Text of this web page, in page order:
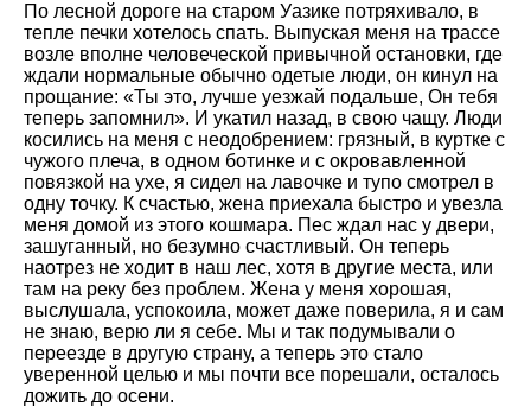
По лесной дороге на старом Уазике потряхивало, в
тепле печки хотелось спать. Выпуская меня на трассе
возле вполне человеческой привычной остановки, где
ждали нормальные обычно одетые люди, он кинул на
прощание: «Ты это, лучше уезжай подальше, Он тебя
теперь запомнил». И укатил назад, в свою чащу. Люди
косились на меня с неодобрением: грязный, в куртке с
чужого плеча, в одном ботинке и с окровавленной
повязкой на ухе, я сидел на лавочке и тупо смотрел в
одну точку. К счастью, жена приехала быстро и увезла
меня домой из этого кошмара. Пес ждал нас у двери,
зашуганный, но безумно счастливый. Он теперь
наотрез не ходит в наш лес, хотя в другие места, или
там на реку без проблем. Жена у меня хорошая,
выслушала, успокоила, может даже поверила, я и сам
не знаю, верю ли я себе. Мы и так подумывали о
переезде в другую страну, а теперь это стало
уверенной целью и мы почти все порешали, осталось
дожить до осени.